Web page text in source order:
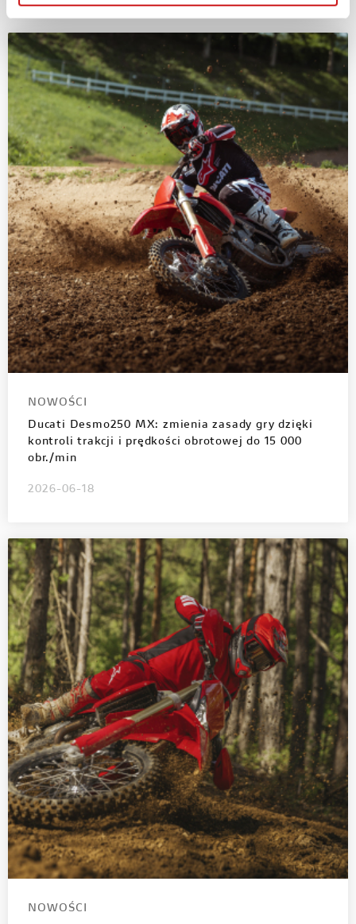
NOWOŚCI
Ducati Desmo250 MX: zmienia zasady gry dzięki
kontroli trakcji i prędkości obrotowej do 15 000
obr./min
2026-06-18
NOWOŚCI